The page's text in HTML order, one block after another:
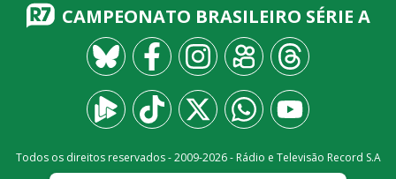
CAMPEONATO BRASILEIRO SÉRIE A
Todos os direitos reservados - 2009-2026- Rádio e Televisão Record S.A